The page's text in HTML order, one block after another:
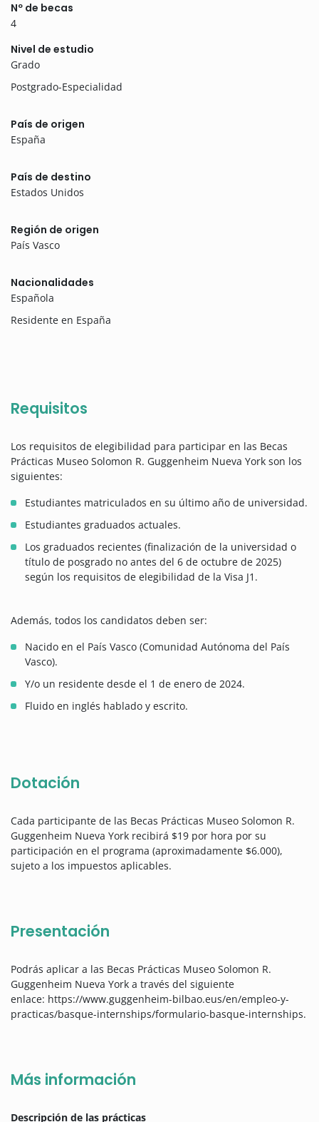
Nº de becas
4
Nivel de estudio
Grado
Postgrado-Especialidad
País de origen
España
País de destino
Estados Unidos
Región de origen
País Vasco
Nacionalidades
Española
Residente en España
Requisitos
Los requisitos de elegibilidad para participar en las Becas
Prácticas Museo Solomon R. Guggenheim Nueva York son los
siguientes:
Estudiantes matriculados en su último año de universidad.
Estudiantes graduados actuales.
Los graduados recientes (finalización de la universidad o
título de posgrado no antes del 6 de octubre de 2025)
según los requisitos de elegibilidad de la Visa J1.
Además, todos los candidatos deben ser:
Nacido en el País Vasco (Comunidad Autónoma del País
Vasco).
Y/o un residente desde el 1 de enero de 2024.
Fluido en inglés hablado y escrito.
Dotación
Cada participante de las Becas Prácticas Museo Solomon R.
Guggenheim Nueva York recibirá $19 por hora por su
participación en el programa (aproximadamente $6.000),
sujeto a los impuestos aplicables.
Presentación
Podrás aplicar a las Becas Prácticas Museo Solomon R.
Guggenheim Nueva York a través del siguiente
enlace: https://www.guggenheim-bilbao.eus/en/empleo-y-
practicas/basque-internships/formulario-basque-internships.
Más información
Descripción de las prácticas